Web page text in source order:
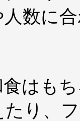
数に
はも
たり、